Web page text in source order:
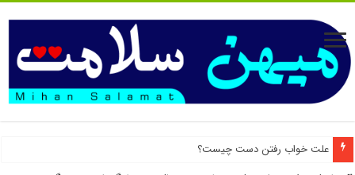
علت خواب رفتن دست چیست؟